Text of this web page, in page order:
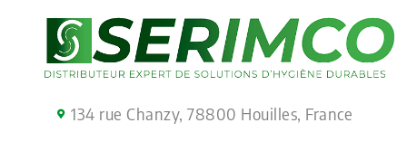
134 rue Chanzy, 78800 Houilles, France